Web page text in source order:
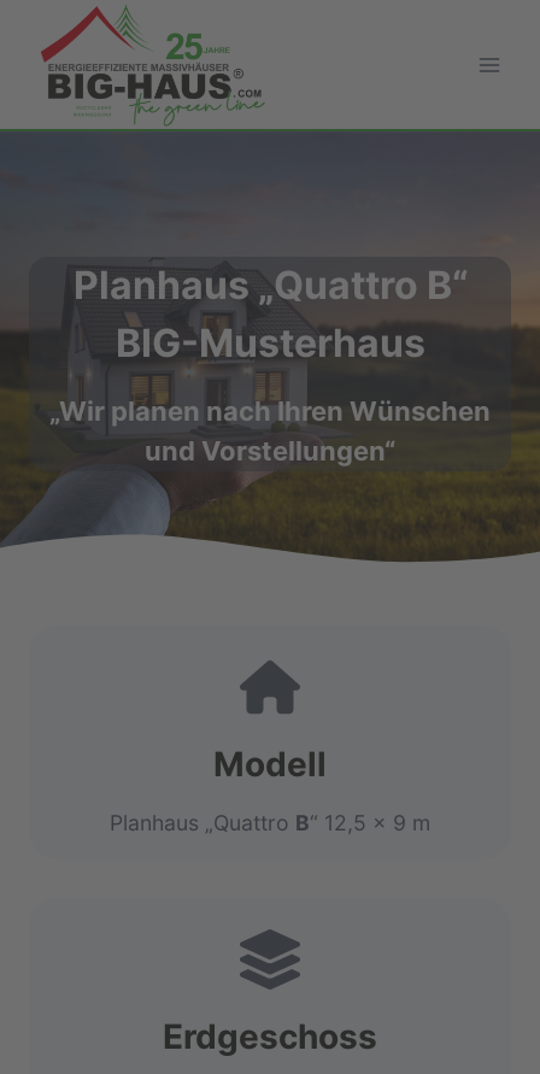
Inhalt
springen
Planhaus „Quattro B“
BIG-Musterhaus
„Wir planen nach Ihren Wünschen
und Vorstellungen“
Modell
Planhaus „Quattro B“ 12,5 x 9 m
Erdgeschoss